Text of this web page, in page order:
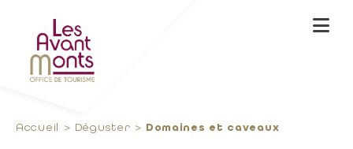
Accueil Déguster Domaines et caveaux